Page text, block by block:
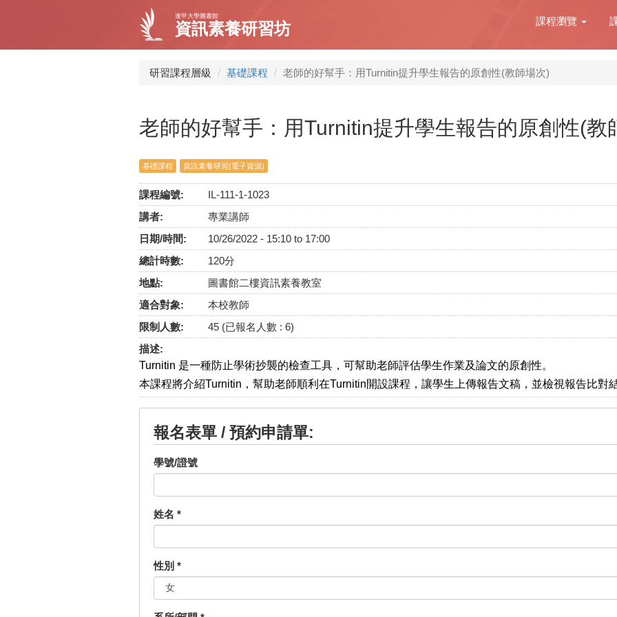
內
逢甲大學圖書館
資訊素養研習坊 課程瀏覽
研習課程層級 基礎課程 老師的好幫手：用Turnitin提升學生報告的原創性(教師場次)
老師的好幫手：用Turnitin提升學生報告的原創性(教
基礎課程 資訊素養研習(電子資源)
課程編號:
IL-111-1-1023
講者:
專業講師
日期/時間:
10/26/2022 - 15:10 to 17:00
總計時數:
120分
地點:
圖書館二樓資訊素養教室
適合對象:
本校教師
限制人數:
45 (已報名人數 : 6)
描述:
Turnitin 是一種防止學術抄襲的檢查工具，可幫助老師評估學生作業及論文的原創性。
本課程將介紹Turnitin，幫助老師順利在Turnitin開設課程，讓學生上傳報告文稿，並檢視報告比對
報名表單 / 預約申請單:
學號/證號
姓名 *
性別 *